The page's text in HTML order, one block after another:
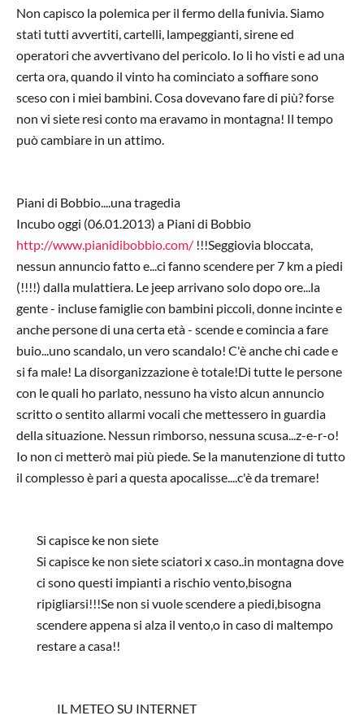
Non capisco la polemica per il fermo della funivia. Siamo
stati tutti avvertiti, cartelli, lampeggianti, sirene ed
operatori che avvertivano del pericolo. Io li ho visti e ad una
certa ora, quando il vinto ha cominciato a soffiare sono
sceso con i miei bambini. Cosa dovevano fare di più? forse
non vi siete resi conto ma eravamo in montagna! Il tempo
può cambiare in un attimo.
Piani di Bobbio....una tragedia
Incubo oggi (06.01.2013) a Piani di Bobbio
http://www.pianidibobbio.com/ !!!Seggiovia bloccata,
nessun annuncio fatto e...ci fanno scendere per 7 km a piedi
(!!!!) dalla mulattiera. Le jeep arrivano solo dopo ore...la
gente - incluse famiglie con bambini piccoli, donne incinte e
anche persone di una certa età - scende e comincia a fare
buio...uno scandalo, un vero scandalo! C'è anche chi cade e
si fa male! La disorganizzazione è totale!Di tutte le persone
con le quali ho parlato, nessuno ha visto alcun annuncio
scritto o sentito allarmi vocali che mettessero in guardia
della situazione. Nessun rimborso, nessuna scusa...z-e-r-o!
Io non ci metterò mai più piede. Se la manutenzione di tutto
il complesso è pari a questa apocalisse....c'è da tremare!
Si capisce ke non siete
Si capisce ke non siete sciatori x caso..in montagna dove
ci sono questi impianti a rischio vento,bisogna
ripigliarsi!!!Se non si vuole scendere a piedi,bisogna
scendere appena si alza il vento,o in caso di maltempo
restare a casa!!
IL METEO SU INTERNET